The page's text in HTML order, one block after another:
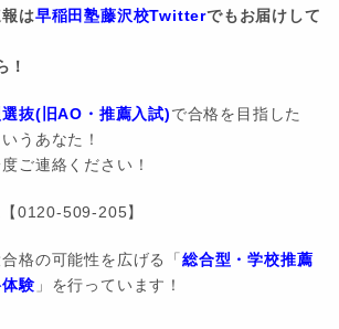
は早稲田塾藤沢校Twitterでもお届けして
！
抜(旧AO・推薦入試)で合格を目指した
うあなた！
ご連絡ください！
0120-509-205】
格の可能性を広げる「 総合型・学校推薦
験 」を行っています！